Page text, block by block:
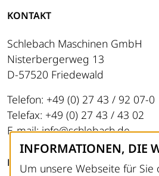
KONTAKT
Schlebach Maschinen GmbH
Nisterbergerweg 13
D-57520 Friedewald
Telefon: +49 (0) 27 43 / 92 07-0
Telefax: +49 (0) 27 43 / 43 02
E-mail: info@schlebach.de
RECHTLICHES
INFORMATIONEN, DIE
Um unsere Webseite für Sie